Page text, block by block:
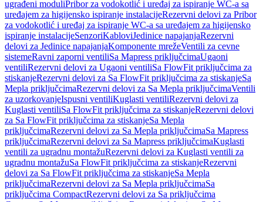
ugrađeni moduliPribor za vodokotlić i uređaj za ispiranje WC-a sa
uređajem za higijensko ispiranje instalacijeRezervni delovi za Pribor
za vodokotlić i uređaj za ispiranje WC-a sa uređajem za higijensko
ispiranje instalacijeSenzoriKabloviJedinice napajanjaRezervni
delovi za Jedinice napajanjaKomponente mrežeVentili za cevne
sistemeRavni zaporni ventiliSa Mapress priključcimaUgaoni
ventiliRezervni delovi za Ugaoni ventiliSa FlowFit priključcima za
stiskanjeRezervni delovi za Sa FlowFit priključcima za stiskanjeSa
Mepla priključcimaRezervni delovi za Sa Mepla priključcimaVentili
za uzorkovanjeIspusni ventiliKuglasti ventiliRezervni delovi za
Kuglasti ventiliSa FlowFit priključcima za stiskanjeRezervni delovi
za Sa FlowFit priključcima za stiskanjeSa Mepla
priključcimaRezervni delovi za Sa Mepla priključcimaSa Mapress
priključcimaRezervni delovi za Sa Mapress priključcimaKuglasti
ventili za ugradnu montažuRezervni delovi za Kuglasti ventili za
ugradnu montažuSa FlowFit priključcima za stiskanjeRezervni
delovi za Sa FlowFit priključcima za stiskanjeSa Mepla
priključcimaRezervni delovi za Sa Mepla priključcimaSa
priključcima CompactRezervni delovi za Sa priključcima